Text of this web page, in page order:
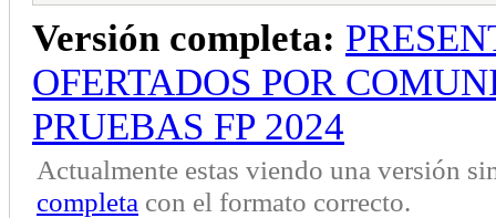
Versión completa:
OFERTADOS POR
PRUEBAS FP 2024
Actualmente estas viendo una versión
completa con el formato correcto.